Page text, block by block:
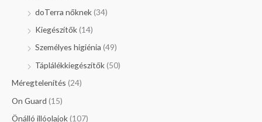
doTerra nőknek(34)
Kiegészítők(14)
Személyes higiénia (49)
Táplálékkiegészítők(50)
Méregtelenítés (24)
On Guard (15)
Önálló illóolajok(107)